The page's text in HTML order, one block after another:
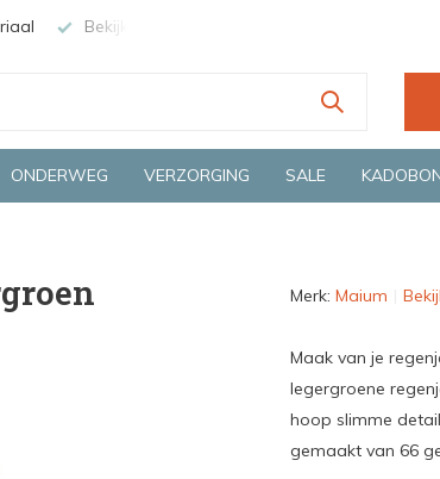
Groene en snelle bezorging door o.a.
ONDERWEG VERZORGING SALE
Merk: Maium
Maak van je
legergroene
hoop slimme
gemaakt van 66